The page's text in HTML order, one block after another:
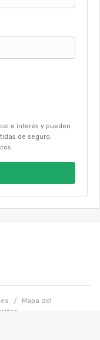
e interés y pueden
de seguro,
/
Mapa del